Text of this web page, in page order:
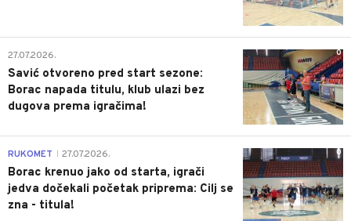
0
27.07.2026.
Savić otvoreno pred start sezone:
Borac napada titulu, klub ulazi bez
dugova prema igračima!
0
RUKOMET 27.07.2026.
Borac krenuo jako od starta, igrači
jedva dočekali početak priprema: Cilj se
zna - titula!